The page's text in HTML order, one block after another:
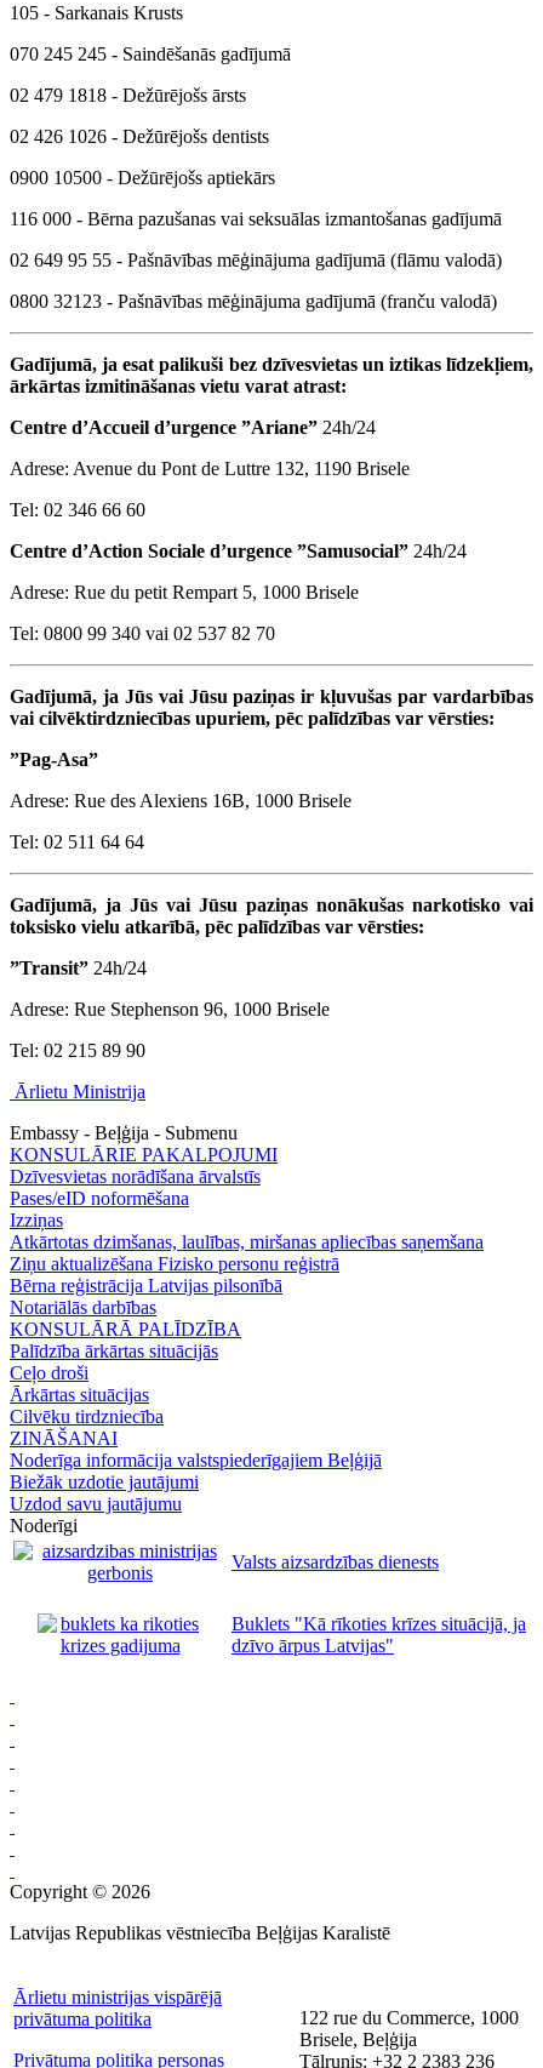
105 - Sarkanais Krusts
070 245 245 - Saindēšanās gadījumā
02 479 1818 - Dežūrējošs ārsts
02 426 1026 - Dežūrējošs dentists
0900 10500 - Dežūrējošs aptiekārs
116 000 - Bērna pazušanas vai seksuālas izmantošanas gadījumā
02 649 95 55 - Pašnāvības mēģinājuma gadījumā (flāmu valodā)
0800 32123 - Pašnāvības mēģinājuma gadījumā (franču valodā)
Gadījumā, ja esat palikuši bez dzīvesvietas un iztikas līdzekļiem,
ārkārtas izmitināšanas vietu varat atrast:
Centre d’Accueil d’urgence ”Ariane” 24h/24
Adrese: Avenue du Pont de Luttre 132, 1190 Brisele
Tel: 02 346 66 60
Centre d’Action Sociale d’urgence ”Samusocial” 24h/24
Adrese: Rue du petit Rempart 5, 1000 Brisele
Tel: 0800 99 340 vai 02 537 82 70
Gadījumā, ja Jūs vai Jūsu paziņas ir kļuvušas par vardarbības
vai cilvēktirdzniecības upuriem, pēc palīdzības var vērsties:
”Pag-Asa”
Adrese: Rue des Alexiens 16B, 1000 Brisele
Tel: 02 511 64 64
Gadījumā, ja Jūs vai Jūsu paziņas nonākušas narkotisko vai
toksisko vielu atkarībā, pēc palīdzības var vērsties:
”Transit” 24h/24
Adrese: Rue Stephenson 96, 1000 Brisele
Tel: 02 215 89 90
Ārlietu Ministrija
Embassy - Beļģija - Submenu
KONSULĀRIE PAKALPOJUMI
Dzīvesvietas norādīšana ārvalstīs
Pases/eID noformēšana
Izziņas
Atkārtotas dzimšanas, laulības, miršanas apliecības saņemšana
Ziņu aktualizēšana Fizisko personu reģistrā
Bērna reģistrācija Latvijas pilsonībā
Notariālās darbības
KONSULĀRĀ PALĪDZĪBA
Palīdzība ārkārtas situācijās
Ceļo droši
Ārkārtas situācijas
Cilvēku tirdzniecība
ZINĀŠANAI
Noderīga informācija valstspiederīgajiem Beļģijā
Biežāk uzdotie jautājumi
Uzdod savu jautājumu
Noderīgi
Valsts aizsardzības dienests
Buklets "Kā rīkoties krīzes situācijā, ja
dzīvo ārpus Latvijas"
Copyright © 2026
Latvijas Republikas vēstniecība Beļģijas Karalistē
Ārlietu ministrijas vispārējā
privātuma politika
Privātuma politika personas
122 rue du Commerce, 1000
Brisele, Beļģija
Tālrunis: +32 2 2383 236